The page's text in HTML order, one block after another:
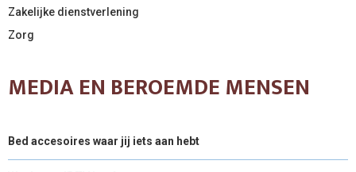
Zakelijke dienstverlening
Zorg
MEDIA EN BEROEMDE MENSEN
Bed accesoires waar jij iets aan hebt